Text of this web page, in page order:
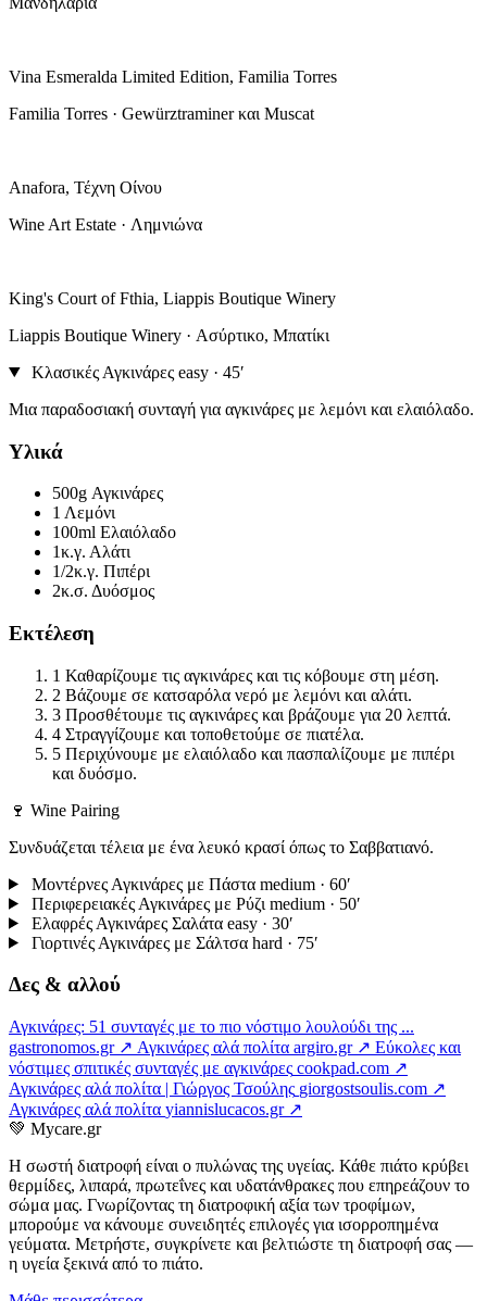
Vina Esmeralda Limited Edition, Familia Torres
Familia Torres · Gewürztraminer και Muscat
Anafora, Τέχνη Οίνου
Wine Art Estate · Λημνιώνα
King's Court of Fthia, Liappis Boutique Winery
Liappis Boutique Winery · Ασύρτικο, Μπατίκι
Κλασικές Αγκινάρες easy · 45′
Μια παραδοσιακή συνταγή για αγκινάρες με λεμόνι και ελαιόλαδο.
Υλικά
500g Αγκινάρες
1 Λεμόνι
100ml Ελαιόλαδο
1κ.γ. Αλάτι
1/2κ.γ. Πιπέρι
2κ.σ. Δυόσμος
Εκτέλεση
1 Καθαρίζουμε τις αγκινάρες και τις κόβουμε στη μέση.
2 Βάζουμε σε κατσαρόλα νερό με λεμόνι και αλάτι.
3 Προσθέτουμε τις αγκινάρες και βράζουμε για 20 λεπτά.
4 Στραγγίζουμε και τοποθετούμε σε πιατέλα.
5 Περιχύνουμε με ελαιόλαδο και πασπαλίζουμε με πιπέρι
και δυόσμο.
🍷 Wine Pairing
Συνδυάζεται τέλεια με ένα λευκό κρασί όπως το Σαββατιανό.
Μοντέρνες Αγκινάρες με Πάστα medium · 60′
Περιφερειακές Αγκινάρες με Ρύζι medium · 50′
Ελαφρές Αγκινάρες Σαλάτα easy · 30′
Γιορτινές Αγκινάρες με Σάλτσα hard · 75′
Δες & αλλού
Αγκινάρες: 51 συνταγές με το πιο νόστιμο λουλούδι της ...
gastronomos.gr ↗ Αγκινάρες αλά πολίτα argiro.gr ↗ Εύκολες και
νόστιμες σπιτικές συνταγές με αγκινάρες cookpad.com ↗
Αγκινάρες αλά πολίτα | Γιώργος Τσούλης giorgostsoulis.com ↗
Αγκινάρες αλά πολίτα yiannislucacos.gr ↗
💚 Mycare.gr
Η σωστή διατροφή είναι ο πυλώνας της υγείας. Κάθε πιάτο κρύβει
θερμίδες, λιπαρά, πρωτεΐνες και υδατάνθρακες που επηρεάζουν το
σώμα μας. Γνωρίζοντας τη διατροφική αξία των τροφίμων,
μπορούμε να κάνουμε συνειδητές επιλογές για ισορροπημένα
γεύματα. Μετρήστε, συγκρίνετε και βελτιώστε τη διατροφή σας —
η υγεία ξεκινά από το πιάτο.